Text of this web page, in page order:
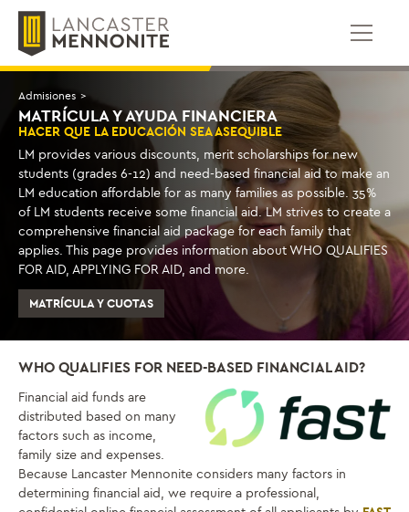
Saltar
contenido
Admisiones >
MATRÍCULA Y AYUDA FINANCIERA
HACER QUE LA EDUCACIÓN SEA ASEQUIBLE
LM provides various discounts, merit scholarships for new
students (grades 6-12) and need-based financial aid to make an
LM education affordable for as many families as possible. 35%
of LM students receive some financial aid. LM strives to create a
comprehensive financial aid package for each family that
applies. This page provides information about WHO QUALIFIES
FOR AID, APPLYING FOR AID, and more.
MATRÍCULA Y CUOTAS
WHO QUALIFIES FOR NEED-BASED FINANCIAL AID?
Financial aid funds are
distributed based on many
factors such as income,
family size and expenses.
Because Lancaster Mennonite considers many factors in
determining financial aid, we require a professional,